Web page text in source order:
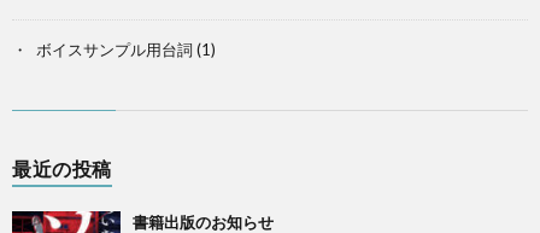
ボイスサンプル用台詞 (1)
最近の投稿
書籍出版のお知らせ